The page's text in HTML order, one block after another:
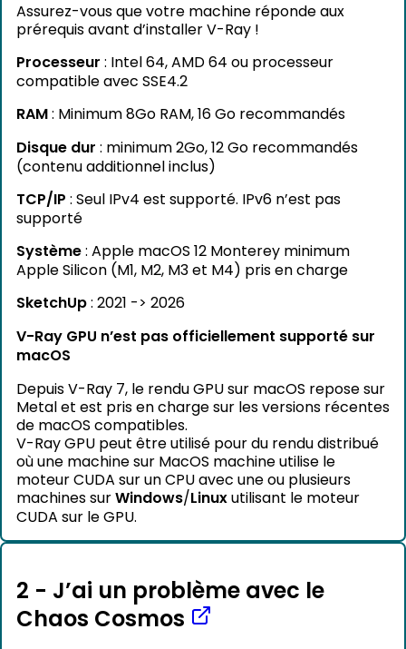
Assurez-vous que votre machine réponde aux
prérequis avant d’installer V-Ray !
Processeur : Intel 64, AMD 64 ou processeur
compatible avec SSE4.2
RAM : Minimum 8Go RAM, 16 Go recommandés
Disque dur : minimum 2Go, 12 Go recommandés
(contenu additionnel inclus)
TCP/IP : Seul IPv4 est supporté. IPv6 n’est pas
supporté
Système : Apple macOS 12 Monterey minimum
Apple Silicon (M1, M2, M3 et M4) pris en charge
SketchUp : 2021 -> 2026
V-Ray GPU n’est pas officiellement supporté sur
macOS
Depuis V-Ray 7, le rendu GPU sur macOS repose sur
Metal et est pris en charge sur les versions récentes
de macOS compatibles.
V-Ray GPU peut être utilisé pour du rendu distribué
où une machine sur MacOS machine utilise le
moteur CUDA sur un CPU avec une ou plusieurs
machines sur Windows/Linux utilisant le moteur
CUDA sur le GPU.
2 - J’ai un problème avec le
Chaos Cosmos